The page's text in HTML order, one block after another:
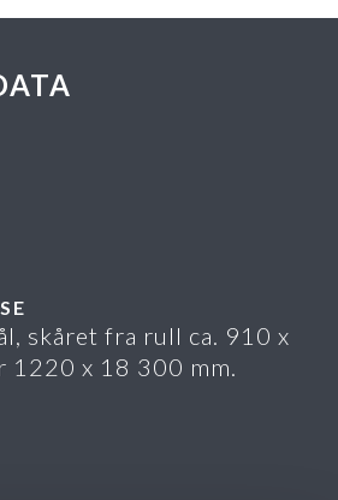
skåret fra rull ca. 910 x
1220 x 18 300 mm.